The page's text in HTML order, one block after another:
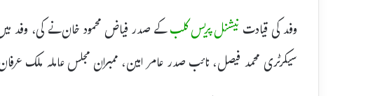
وفد کی قیادتنیشنل پریس کلبکے صدر فیاض محمود خان نے کی، وفد
سیکرٹری محمد فیصل، نائب صدر عامر امین، ممبران مجلس عاملہ ملک